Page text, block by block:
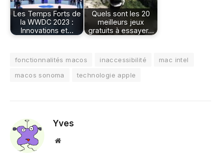
Les Temps Forts de
la WWDC 2023 :
Innovations et…
Quels sont les 20
meilleurs jeux
gratuits à essayer…
fonctionnalités macos inaccessibilité
mac intel
macos sonoma
technologie apple
Yves
Site